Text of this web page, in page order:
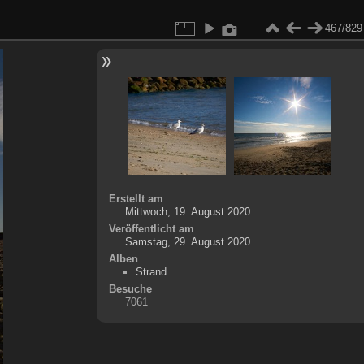
467/829
Erstellt am
Mittwoch, 19. August 2020
Veröffentlicht am
Samstag, 29. August 2020
Alben
Strand
Besuche
7061